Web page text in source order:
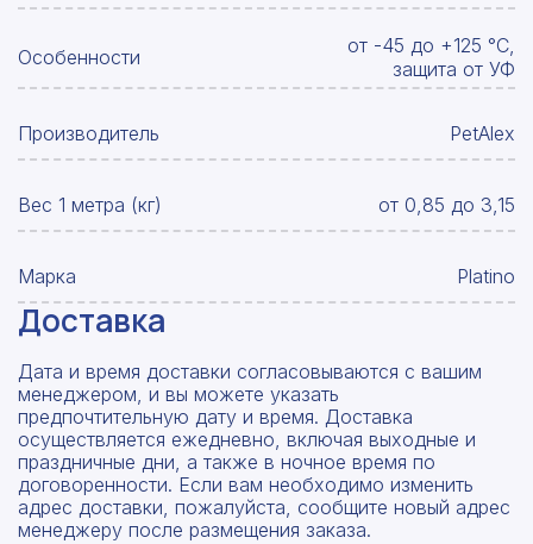
Особенности
от -45 до +125 °С,
защита от УФ
Производитель PetAlex
Вес 1 метра (кг) от 0,85 до 3,15
Марка Platino
Доставка
Дата и время доставки согласовываются с вашим
менеджером, и вы можете указать
предпочтительную дату и время. Доставка
осуществляется ежедневно, включая выходные и
праздничные дни, а также в ночное время по
договоренности. Если вам необходимо изменить
адрес доставки, пожалуйста, сообщите новый адрес
менеджеру после размещения заказа.